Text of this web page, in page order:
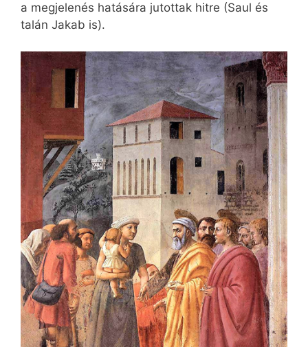
a megjelenés hatására jutottak hitre (Saul és
talán Jakab is).